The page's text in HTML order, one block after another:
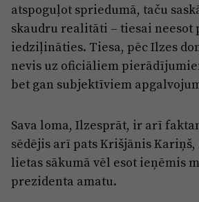
atspoguļot spriedumā, taču
skaudru realitāti – tiesai neesot
iedziļināties. Tiesa, pēc Ilzes
nevis uz oficiāliem
bet gan subjektīviem
Sava loma, Ilzesprāt, ir arī
sēdējis arī pats Krišjānis
lietas sākumā vēl esot ieņēmis
prezidenta amatu.